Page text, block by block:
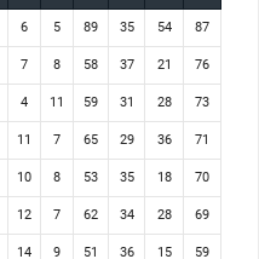
6 5 89 35 54 87
7 8 58 37 21 76
4 11 59 31 28 73
11 7 65 29 36 71
10 8 53 35 18 70
12 7 62 34 28 69
14 9 51 36 15 59